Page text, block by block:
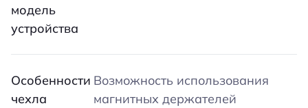
модель
устройства
Особенности
чехла
Возможность использования
магнитных держателей